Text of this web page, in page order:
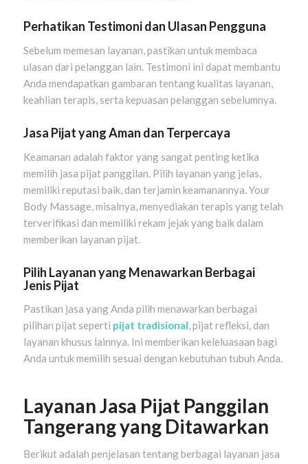
Perhatikan Testimoni dan Ulasan Pengguna
Sebelum memesan layanan, pastikan untuk membaca
ulasan dari pelanggan lain. Testimoni ini dapat membantu
Anda mendapatkan gambaran tentang kualitas layanan,
keahlian terapis, serta kepuasan pelanggan sebelumnya.
Jasa Pijat yang Aman dan Terpercaya
Keamanan adalah faktor yang sangat penting ketika
memilih jasa pijat panggilan. Pilih layanan yang jelas,
memiliki reputasi baik, dan terjamin keamanannya. Your
Body Massage, misalnya, menyediakan terapis yang telah
terverifikasi dan memiliki rekam jejak yang baik dalam
memberikan layanan pijat.
Pilih Layanan yang Menawarkan Berbagai
Jenis Pijat
Pastikan jasa yang Anda pilih menawarkan berbagai
pilihan pijat seperti pijat tradisional, pijat refleksi, dan
layanan khusus lainnya. Ini memberikan keleluasaan bagi
Anda untuk memilih sesuai dengan kebutuhan tubuh Anda.
Layanan Jasa Pijat Panggilan
Tangerang yang Ditawarkan
Berikut adalah penjelasan tentang berbagai layanan jasa